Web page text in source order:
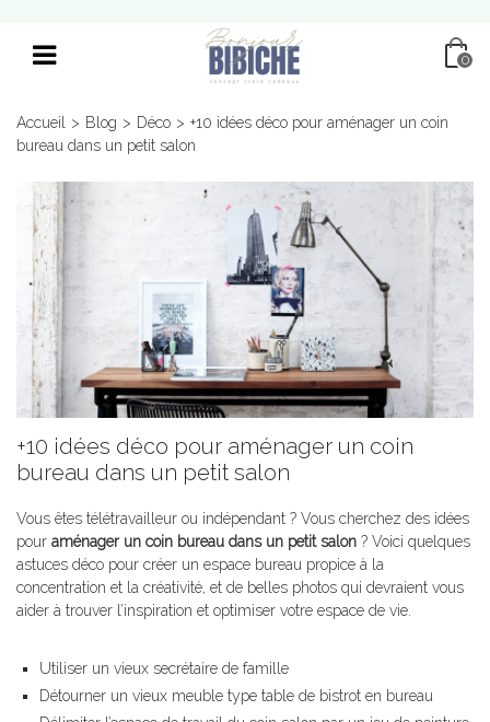
0
Accueil > Blog > Déco > +10 idées déco pour aménager un coin
bureau dans un petit salon
+10 idées déco pour aménager un coin
bureau dans un petit salon
Vous êtes télétravailleur ou indépendant ? Vous cherchez des idées
pour aménager un coin bureau dans un petit salon ? Voici quelques
astuces déco pour créer un espace bureau propice à la
concentration et la créativité, et de belles photos qui devraient vous
aider à trouver l’inspiration et optimiser votre espace de vie.
Utiliser un vieux secrétaire de famille
Détourner un vieux meuble type table de bistrot en bureau